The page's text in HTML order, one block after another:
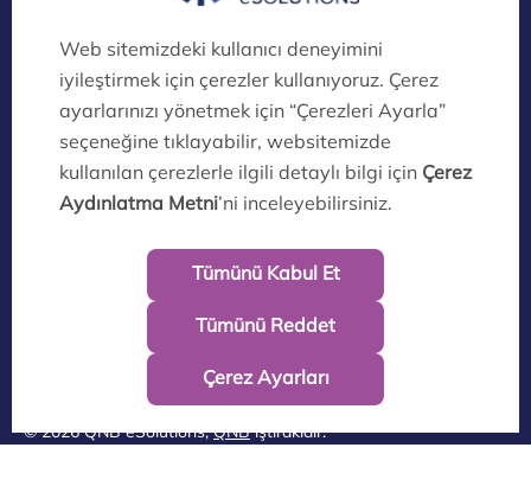
Dijital Köprü Ayrıcalıklarını Keşfedin!
QNB eSolutions Dijital Kanalları Artık
İklim Dostu!
© 2026 QNB eSolutions,QNB iştirakidir.